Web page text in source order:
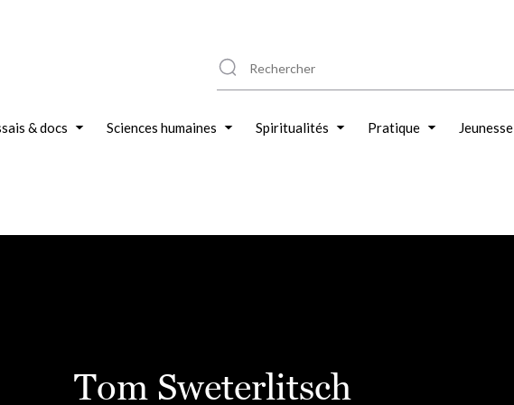
& docs Sciences humaines Spiritualités Pratique Jeunesse
Tom Sweterlitsch